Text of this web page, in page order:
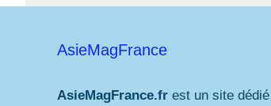
AsieMagFrance
AsieMagFrance.fr est un site dédié